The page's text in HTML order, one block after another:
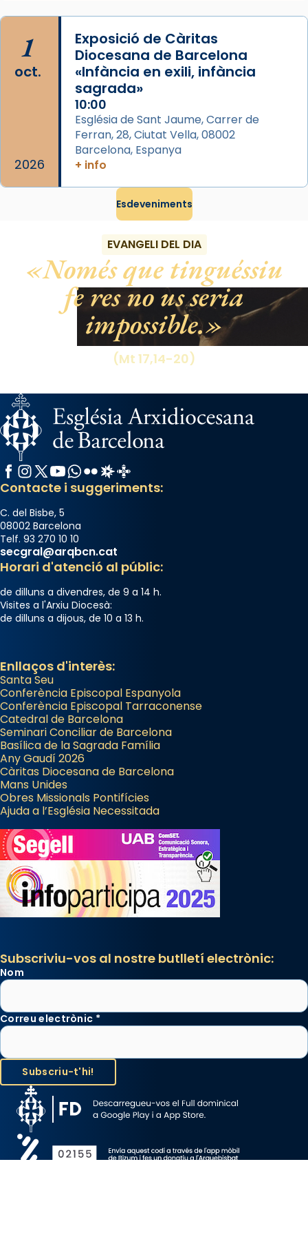
pontifici, amb orquestra i cor, i té una
duració aproximada de tres hores. Després,
processó (recuperada el 1972) al voltant
del temple amb les relíquies de les santes.
Des de 1985 hi participa també un grup de
diablesses amb música i ball propis. Festa
gran a Mataró.
«Si vols saber què és calor, ves per les
Santes a Mataró»🥵.
Photo
Share
1
oct.
2026
Exposició de Càritas
Diocesana de Barcelona
«Infància en exili, infància
sagrada»
10:00
Església de Sant Jaume, Carrer de
Ferran, 28, Ciutat Vella, 08002
Barcelona, Espanya
+ info
Esdeveniments
EVANGELI DEL DIA
Només que tinguéssiu
fe res no us seria
impossible.
(Mt 17,14-20)
Facebook
Instagram
X / Twitter
YouTube
WhatsApp
FlickrRadio Estel
Catalunya Cristiana
Contacte i suggeriments:
C. del Bisbe, 5
08002 Barcelona
Telf. 93 270 10 10
secgral@arqbcn.cat
Horari d'atenció al públic:
de dilluns a divendres, de 9 a 14 h.
Visites a l'Arxiu Diocesà:
de dilluns a dijous, de 10 a 13 h.
Enllaços d'interès:
Santa Seu
Conferència Episcopal Espanyola
Conferència Episcopal Tarraconense
Catedral de Barcelona
Seminari Conciliar de Barcelona
Basílica de la Sagrada Família
Any Gaudí 2026
Càritas Diocesana de Barcelona
Mans Unides
Obres Missionals Pontifícies
Ajuda a l’Església Necessitada
Subscriviu-vos al nostre butlletí electrònic:
Nom
Correu electrònic *